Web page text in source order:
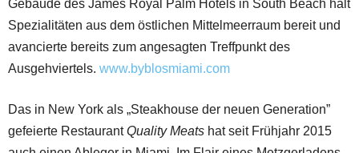
Gebäude des James Royal Palm Hotels in South Beach hält
Spezialitäten aus dem östlichen Mittelmeerraum bereit und
avancierte bereits zum angesagten Treffpunkt des
Ausgehviertels. www.byblosmiami.com
Das in New York als „Steakhouse der neuen Generation”
gefeierte RestaurantQuality Meats hat seit Frühjahr 2015